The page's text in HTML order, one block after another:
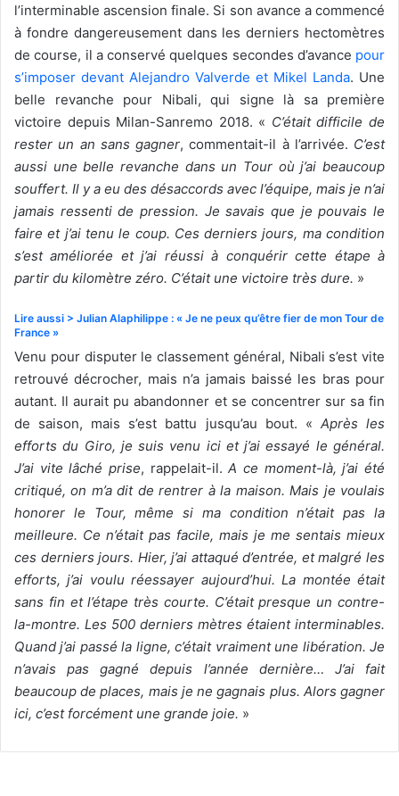
l’interminable ascension finale. Si son avance a commencé
à fondre dangereusement dans les derniers hectomètres
de course, il a conservé quelques secondes d’avance pour
s’imposer devant Alejandro Valverde et Mikel Landa. Une
belle revanche pour Nibali, qui signe là sa première
victoire depuis Milan-Sanremo 2018. « C’était difficile de
rester un an sans gagner, commentait-il à l’arrivée. C’est
aussi une belle revanche dans un Tour où j’ai beaucoup
souffert. Il y a eu des désaccords avec l’équipe, mais je n’ai
jamais ressenti de pression. Je savais que je pouvais le
faire et j’ai tenu le coup. Ces derniers jours, ma condition
s’est améliorée et j’ai réussi à conquérir cette étape à
partir du kilomètre zéro. C’était une victoire très dure. »
Lire aussi > Julian Alaphilippe : « Je ne peux qu’être fier de mon Tour de
France »
Venu pour disputer le classement général, Nibali s’est vite
retrouvé décrocher, mais n’a jamais baissé les bras pour
autant. Il aurait pu abandonner et se concentrer sur sa fin
de saison, mais s’est battu jusqu’au bout. « Après les
efforts du Giro, je suis venu ici et j’ai essayé le général.
J’ai vite lâché prise, rappelait-il.A ce moment-là, j’ai été
critiqué, on m’a dit de rentrer à la maison. Mais je voulais
honorer le Tour, même si ma condition n’était pas la
meilleure. Ce n’était pas facile, mais je me sentais mieux
ces derniers jours. Hier, j’ai attaqué d’entrée, et malgré les
efforts, j’ai voulu réessayer aujourd’hui. La montée était
sans fin et l’étape très courte. C’était presque un contre-
la-montre. Les 500 derniers mètres étaient interminables.
Quand j’ai passé la ligne, c’était vraiment une libération. Je
n’avais pas gagné depuis l’année dernière… J’ai fait
beaucoup de places, mais je ne gagnais plus. Alors gagner
ici, c’est forcément une grande joie. »